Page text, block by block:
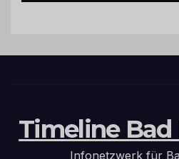
Timeline Bad
Infonetzwerk für